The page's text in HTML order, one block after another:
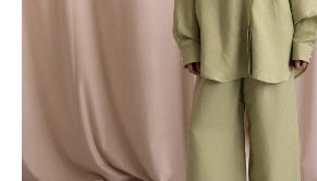
© 2026 ВСЕ ПРАВА ЗАЩИЩЕНЫ.
ИП ХРОМОВА Ю М. ИНН 526108834016